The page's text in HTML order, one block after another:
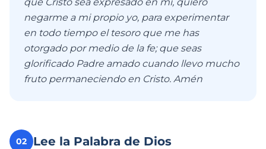
negarme a mi propio yo, para experimentar
en todo tiempo el tesoro que me has
otorgado por medio de la fe; que seas
glorificado Padre amado cuando llevo mucho
fruto permaneciendo en Cristo. Amén
02 Lee la Palabra de Dios